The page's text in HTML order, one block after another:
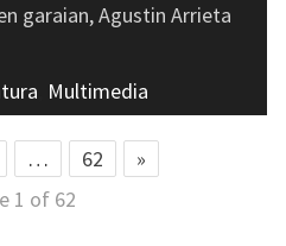
garaian, Agustin Arrieta
Multimedia
… 62
»
1 of 62